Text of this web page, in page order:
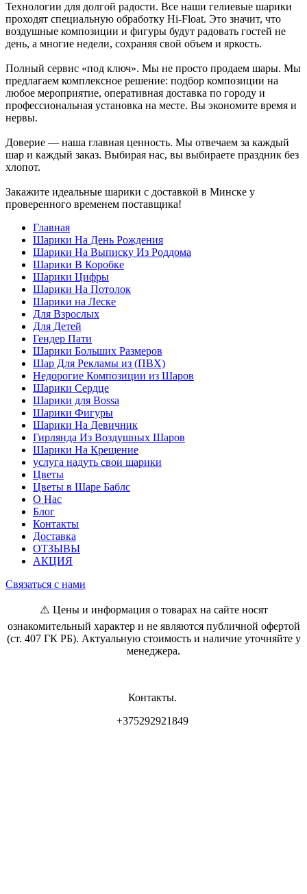
Технологии для долгой радости. Все наши гелиевые шарики
проходят специальную обработку Hi-Float. Это значит, что
воздушные композиции и фигуры будут радовать гостей не
день, а многие недели, сохраняя свой объем и яркость.
Полный сервис «под ключ». Мы не просто продаем шары. Мы
предлагаем комплексное решение: подбор композиции на
любое мероприятие, оперативная доставка по городу и
профессиональная установка на месте. Вы экономите время и
нервы.
Доверие — наша главная ценность. Мы отвечаем за каждый
шар и каждый заказ. Выбирая нас, вы выбираете праздник без
хлопот.
Закажите идеальные шарики с доставкой в Минске у
проверенного временем поставщика!
Главная
Шарики На День Рождения
Шарики На Выписку Из Роддома
Шарики В Коробке
Шарики Цифры
Шарики На Потолок
Шарики на Леске
Для Взрослых
Для Детей
Гендер Пати
Шарики Больших Размеров
Шар Для Рекламы из (ПВХ)
Недорогие Композиции из Шаров
Шарики Сердце
Шарики для Воssa
Шарики Фигуры
Шарики На Девичник
Гирлянда Из Воздушных Шаров
Шарики На Крещение
услуга надуть свои шарики
Цветы
Цветы в Шаре Баблс
О Нас
Блог
Контакты
Доставка
ОТЗЫВЫ
АКЦИЯ
Связаться с нами
⚠️ Цены и информация о товарах на сайте носят
ознакомительный характер и не являются публичной офертой
(ст. 407 ГК РБ). Актуальную стоимость и наличие уточняйте у
менеджера.
Контакты.
+375292921849